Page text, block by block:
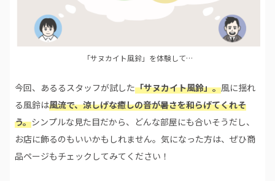
「サヌカイト風鈴」を体験して…
今回、あるるスタッフが試した「サヌカイト風鈴」。風に揺れ
る風鈴は風流で、涼しげな癒しの音が暑さを和らげてくれそ
う。シンプルな見た目だから、どんな部屋にも合いそうだし、
お店に飾るのもいいかもしれません。気になった方は、ぜひ商
品ページもチェックしてみてください！